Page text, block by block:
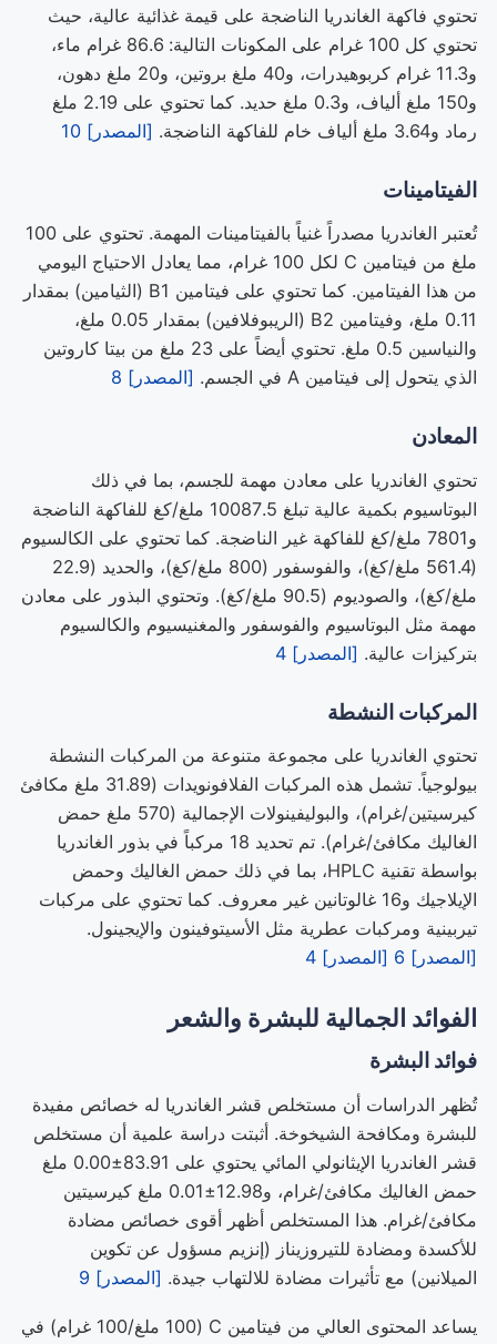
تحتوي فاكهة الغاندريا الناضجة على قيمة غذائية عالية، حيث
تحتوي كل 100 غرام على المكونات التالية: 86.6 غرام ماء،
و11.3 غرام كربوهيدرات، و40 ملغ بروتين، و20 ملغ دهون،
و150 ملغ ألياف، و0.3 ملغ حديد. كما تحتوي على 2.19 ملغ
رماد و3.64 ملغ ألياف خام للفاكهة الناضجة.
[المصدر] 10
الفيتامينات
تُعتبر الغاندريا مصدراً غنياً بالفيتامينات المهمة. تحتوي على 100
ملغ من فيتامين C لكل 100 غرام، مما يعادل الاحتياج اليومي
من هذا الفيتامين. كما تحتوي على فيتامين B1 (الثيامين) بمقدار
0.11 ملغ، وفيتامين B2 (الريبوفلافين) بمقدار 0.05 ملغ،
والنياسين 0.5 ملغ. تحتوي أيضاً على 23 ملغ من بيتا كاروتين
الذي يتحول إلى فيتامين A في الجسم.
[المصدر] 8
المعادن
تحتوي الغاندريا على معادن مهمة للجسم، بما في ذلك
البوتاسيوم بكمية عالية تبلغ 10087.5 ملغ/كغ للفاكهة الناضجة
و7801 ملغ/كغ للفاكهة غير الناضجة. كما تحتوي على الكالسيوم
(561.4 ملغ/كغ)، والفوسفور (800 ملغ/كغ)، والحديد (22.9
ملغ/كغ)، والصوديوم (90.5 ملغ/كغ). وتحتوي البذور على معادن
مهمة مثل البوتاسيوم والفوسفور والمغنيسيوم والكالسيوم
بتركيزات عالية. [المصدر] 4
المركبات النشطة
تحتوي الغاندريا على مجموعة متنوعة من المركبات النشطة
بيولوجياً. تشمل هذه المركبات الفلافونويدات (31.89 ملغ مكافئ
كيرسيتين/غرام)، والبوليفينولات الإجمالية (570 ملغ حمض
الغاليك مكافئ/غرام). تم تحديد 18 مركباً في بذور الغاندريا
بواسطة تقنية HPLC، بما في ذلك حمض الغاليك وحمض
الإيلاجيك و16 غالوتانين غير معروف. كما تحتوي على مركبات
تيربينية ومركبات عطرية مثل الأسيتوفينون والإيجينول.
[المصدر] 6
[المصدر] 4
الفوائد الجمالية للبشرة والشعر
فوائد البشرة
تُظهر الدراسات أن مستخلص قشر الغاندريا له خصائص مفيدة
للبشرة ومكافحة الشيخوخة. أثبتت دراسة علمية أن مستخلص
قشر الغاندريا الإيثانولي المائي يحتوي على 83.91±0.00 ملغ
حمض الغاليك مكافئ/غرام، و12.98±0.01 ملغ كيرسيتين
مكافئ/غرام. هذا المستخلص أظهر أقوى خصائص مضادة
للأكسدة ومضادة للتيروزيناز (إنزيم مسؤول عن تكوين
الميلانين) مع تأثيرات مضادة للالتهاب جيدة. [المصدر] 9
يساعد المحتوى العالي من فيتامين C (100 ملغ/100 غرام) في